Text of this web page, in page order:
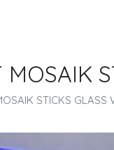
MOSAIK
STICKS GLASS